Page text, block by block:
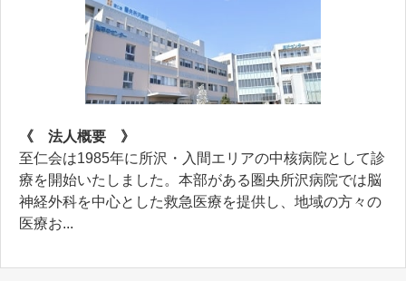
《 法人概要 》
至仁会は1985年に所沢・入間エリアの中核病院として診
療を開始いたしました。本部がある圏央所沢病院では脳
神経外科を中心とした救急医療を提供し、地域の方々の
医療お...